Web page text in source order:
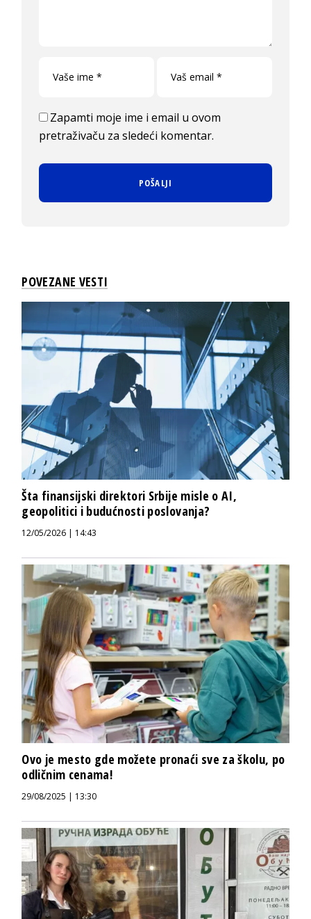
Zapamti moje ime i email u ovom
pretraživaču za sledeći komentar.
POVEZANE VESTI
Šta finansijski direktori Srbije misle o AI,
geopolitici i budućnosti poslovanja?
12/05/2026 | 14:43
Ovo je mesto gde možete pronaći sve za školu, po
odličnim cenama!
29/08/2025 | 13:30